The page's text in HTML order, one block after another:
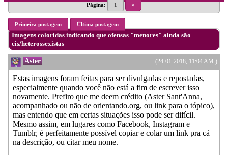
Página: 1 »
Primeira postagem Última postagem
Imagens coloridas indicando que ofensas "menores" ainda são
cis/heterossexistas
(24-01-2018, 11:04 AM )
Aster
Estas imagens foram feitas para ser divulgadas e repostadas,
especialmente quando você não está a fim de escrever isso
novamente. Prefiro que me deem crédito (Aster Sant'Anna,
acompanhado ou não de orientando.org, ou link para o tópico),
mas entendo que em certas situações isso pode ser difícil.
Mesmo assim, em lugares como Facebook, Instagram e
Tumblr, é perfeitamente possível copiar e colar um link pra cá
na descrição, ou citar meu nome.